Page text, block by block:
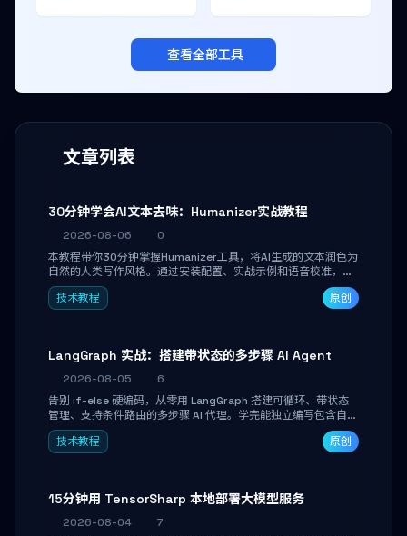
文章列表
30分钟学会AI文本去味：Humanizer实战教程
2026-08-06
0
本教程带你30分钟掌握Humanizer工具，将AI生成的文本润色为
自然的人类写作风格。通过安装配置、实战示例和语音校准，让
你的内容告别AI痕迹，匹配个人写作习惯，适合内容创作者和技
术博主。
技术教程 原创
LangGraph 实战：搭建带状态的多步骤 AI Agent
2026-08-05
6
告别 if-else 硬编码，从零用 LangGraph 搭建可循环、带状态
管理、支持条件路由的多步骤 AI 代理。学完能独立编写包含自动
决策、工具调用和持久化状态的复杂工作流，并避开递归溢出、
状态丢失等常见坑点。
技术教程 原创
15分钟用 TensorSharp 本地部署大模型服务
2026-08-04
7
查看全部工具